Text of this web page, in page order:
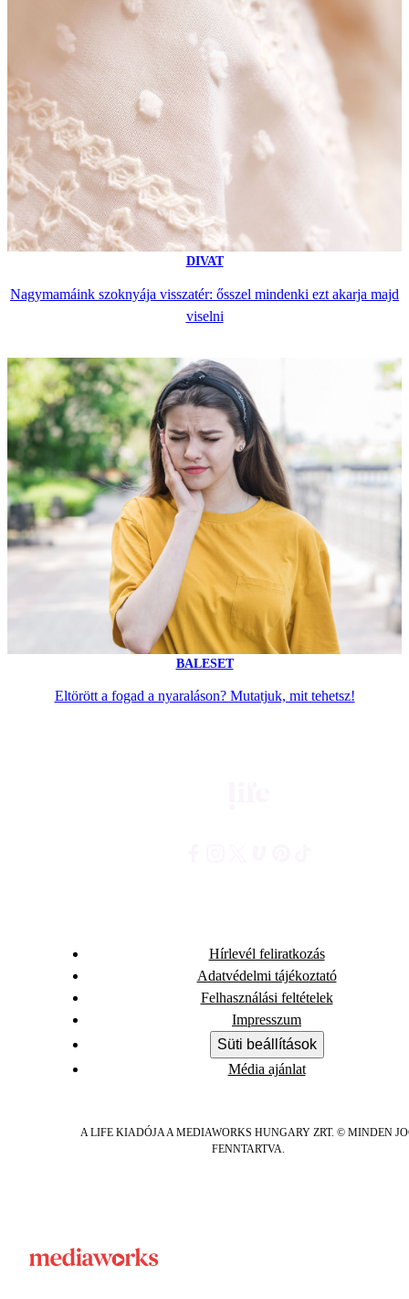
DIVAT
Nagymamáink szoknyája visszatér: ősszel mindenki ezt akarja majd
viselni
BALESET
Eltörött a fogad a nyaraláson? Mutatjuk, mit tehetsz!
Hírlevél feliratkozás
Adatvédelmi tájékoztató
Felhasználási feltételek
Impresszum
Süti beállítások
Média ajánlat
A LIFE KIADÓJA A MEDIAWORKS HUNGARY ZRT. © MINDEN
FENNTARTVA.